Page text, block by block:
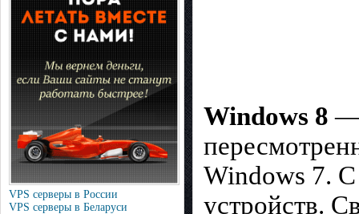
VPS серверы в России
VPS серверы в Беларуси
Windows 8 —
Windows 7.
устройств.